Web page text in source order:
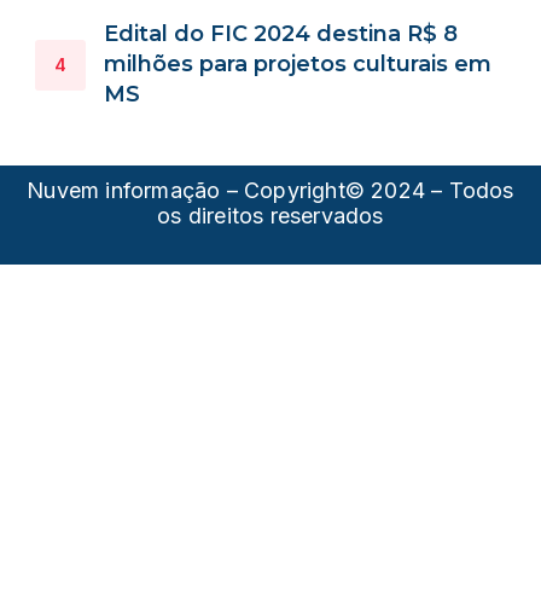
Edital do FIC 2024 destina R$ 8
milhões para projetos culturais em
MS
Nuvem informação – Copyright© 2024 – Todos
os direitos reservados